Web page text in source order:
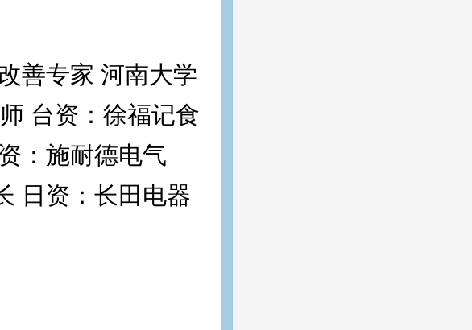
善专家 河南大学
台资：徐福记食
：施耐德电气
日资：长田电器